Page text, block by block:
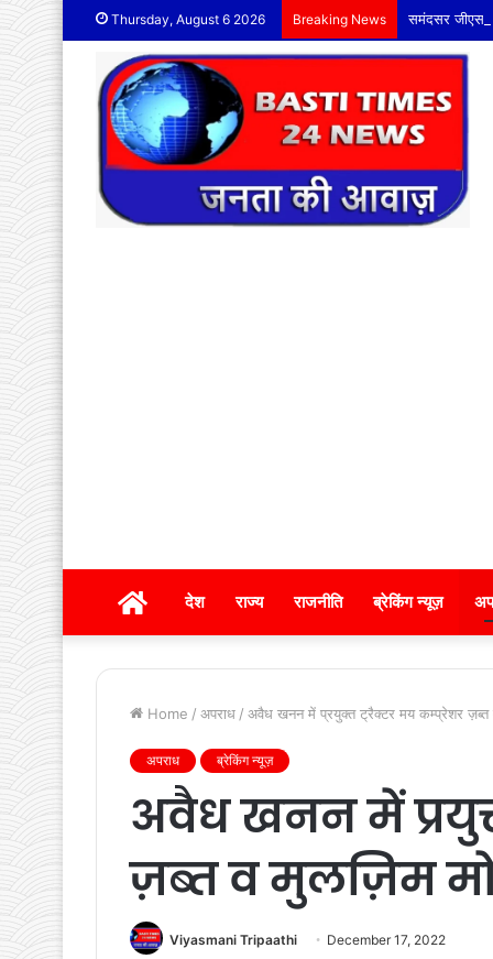
Thursday, August 6 2026 Breaking News समंदसर जीएसएस
होम देश राज्य राजनीति ब्रेकिंग न्यूज़
Home / अपराध / अवैध खनन में प्रयुक्त ट्रैक्टर मय कम्प्रेशर
अपराध ब्रेकिंग न्यूज़
अवैध खनन में
ज़ब्त व मुलज़िम
Viyasmani Tripaathi December 17, 2022